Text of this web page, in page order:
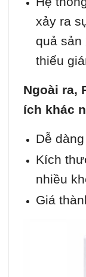
xảy ra
quả sản
thiểu
Ngoài ra,
ích khác
Dễ
Kích
nhiều
Giá